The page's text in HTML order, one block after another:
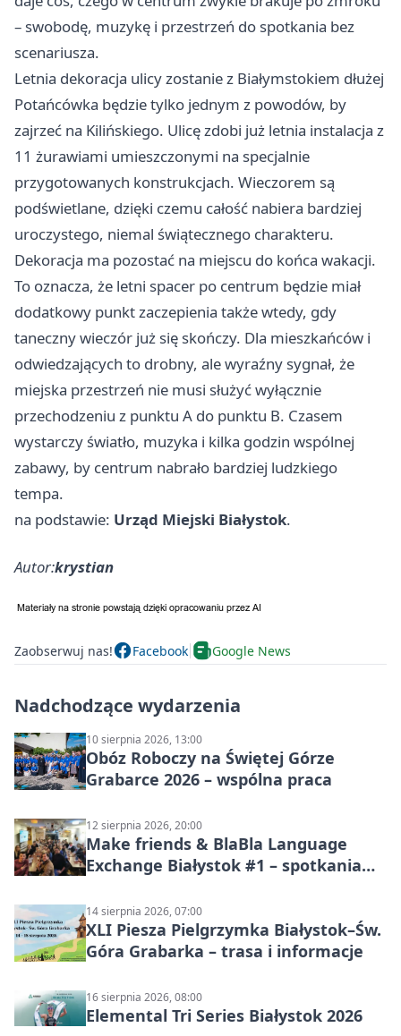
– swobodę, muzykę i przestrzeń do spotkania bez
scenariusza.
Letnia dekoracja ulicy zostanie z Białymstokiem dłużej
Potańcówka będzie tylko jednym z powodów, by
zajrzeć na Kilińskiego. Ulicę zdobi już letnia instalacja z
11 żurawiami umieszczonymi na specjalnie
przygotowanych konstrukcjach. Wieczorem są
podświetlane, dzięki czemu całość nabiera bardziej
uroczystego, niemal świątecznego charakteru.
Dekoracja ma pozostać na miejscu do końca wakacji.
To oznacza, że letni spacer po centrum będzie miał
dodatkowy punkt zaczepienia także wtedy, gdy
taneczny wieczór już się skończy. Dla mieszkańców i
odwiedzających to drobny, ale wyraźny sygnał, że
miejska przestrzeń nie musi służyć wyłącznie
przechodzeniu z punktu A do punktu B. Czasem
wystarczy światło, muzyka i kilka godzin wspólnej
zabawy, by centrum nabrało bardziej ludzkiego
tempa.
na podstawie: Urząd Miejski Białystok.
Autor:krystian
Zaobserwuj nas! Facebook Google News
Nadchodzące wydarzenia
10 sierpnia 2026, 13:00
Obóz Roboczy na Świętej Górze
Grabarce 2026 – wspólna praca
12 sierpnia 2026, 20:00
Make friends & BlaBla Language
Exchange Białystok #1 – spotkania
14 sierpnia 2026, 07:00
XLI Piesza Pielgrzymka Białystok–Św.
Góra Grabarka – trasa i informacje
16 sierpnia 2026, 08:00
Elemental Tri Series Białystok 2026